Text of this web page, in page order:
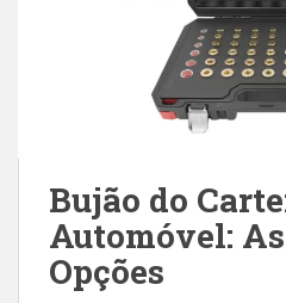
Bujão do
Automóvel:
Opções